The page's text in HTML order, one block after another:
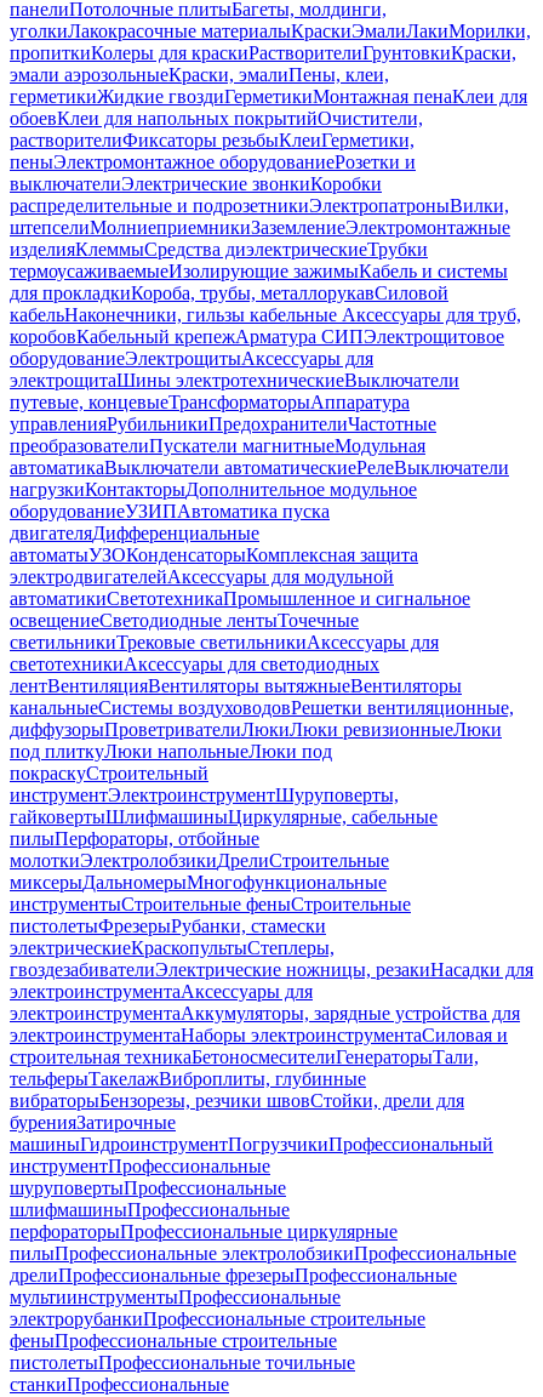
панелиПотолочные плитыБагеты, молдинги,
уголкиЛакокрасочные материалыКраскиЭмалиЛакиМорилки,
пропиткиКолеры для краскиРастворителиГрунтовкиКраски,
эмали аэрозольныеКраски, эмалиПены, клеи,
герметикиЖидкие гвоздиГерметикиМонтажная пенаКлеи для
обоевКлеи для напольных покрытийОчистители,
растворителиФиксаторы резьбыКлеиГерметики,
пеныЭлектромонтажное оборудованиеРозетки и
выключателиЭлектрические звонкиКоробки
распределительные и подрозетникиЭлектропатроныВилки,
штепселиМолниеприемникиЗаземлениеЭлектромонтажные
изделияКлеммыСредства диэлектрическиеТрубки
термоусаживаемыеИзолирующие зажимыКабель и системы
для прокладкиКороба, трубы, металлорукавСиловой
кабельНаконечники, гильзы кабельные Аксессуары для труб,
коробовКабельный крепежАрматура СИПЭлектрощитовое
оборудованиеЭлектрощитыАксессуары для
электрощитаШины электротехническиеВыключатели
путевые, концевыеТрансформаторыАппаратура
управленияРубильникиПредохранителиЧастотные
преобразователиПускатели магнитныеМодульная
автоматикаВыключатели автоматическиеРелеВыключатели
нагрузкиКонтакторыДополнительное модульное
оборудованиеУЗИПАвтоматика пуска
двигателяДифференциальные
автоматыУЗОКонденсаторыКомплексная защита
электродвигателейАксессуары для модульной
автоматикиСветотехникаПромышленное и сигнальное
освещениеСветодиодные лентыТочечные
светильникиТрековые светильникиАксессуары для
светотехникиАксессуары для светодиодных
лентВентиляцияВентиляторы вытяжныеВентиляторы
канальныеСистемы воздуховодовРешетки вентиляционные,
диффузорыПроветривателиЛюкиЛюки ревизионныеЛюки
под плиткуЛюки напольныеЛюки под
покраскуСтроительный
инструментЭлектроинструментШуруповерты,
гайковертыШлифмашиныЦиркулярные, сабельные
пилыПерфораторы, отбойные
молоткиЭлектролобзикиДрелиСтроительные
миксерыДальномерыМногофункциональные
инструментыСтроительные феныСтроительные
пистолетыФрезерыРубанки, стамески
электрическиеКраскопультыСтеплеры,
гвоздезабивателиЭлектрические ножницы, резакиНасадки для
электроинструментаАксессуары для
электроинструментаАккумуляторы, зарядные устройства для
электроинструментаНаборы электроинструментаСиловая и
строительная техникаБетоносмесителиГенераторыТали,
тельферыТакелажВиброплиты, глубинные
вибраторыБензорезы, резчики швовСтойки, дрели для
буренияЗатирочные
машиныГидроинструментПогрузчикиПрофессиональный
инструментПрофессиональные
шуруповертыПрофессиональные
шлифмашиныПрофессиональные
перфораторыПрофессиональные циркулярные
пилыПрофессиональные электролобзикиПрофессиональные
дрелиПрофессиональные фрезерыПрофессиональные
мультиинструментыПрофессиональные
электрорубанкиПрофессиональные строительные
феныПрофессиональные строительные
пистолетыПрофессиональные точильные
станкиПрофессиональные